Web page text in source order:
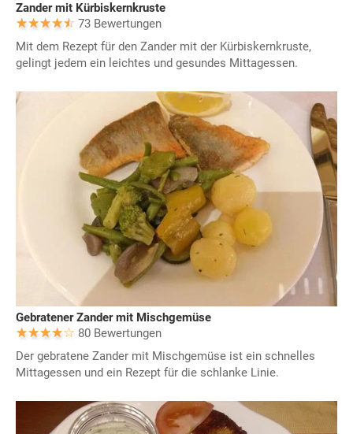
Zander mit Kürbiskernkruste
73 Bewertungen
Mit dem Rezept für den Zander mit der Kürbiskernkruste,
gelingt jedem ein leichtes und gesundes Mittagessen.
Gebratener Zander mit Mischgemüse
80 Bewertungen
Der gebratene Zander mit Mischgemüse ist ein schnelles
Mittagessen und ein Rezept für die schlanke Linie.